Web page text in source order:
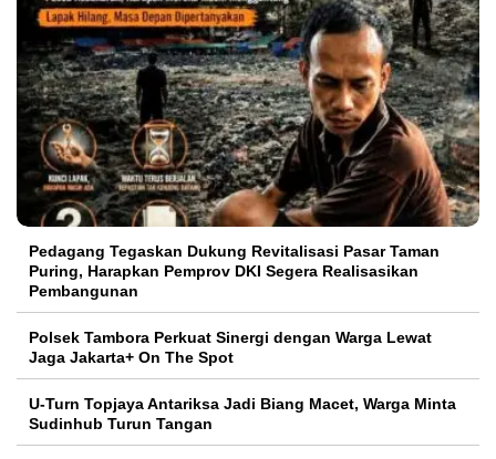
Pedagang Tegaskan Dukung Revitalisasi Pasar Taman
Puring, Harapkan Pemprov DKI Segera Realisasikan
Pembangunan
Polsek Tambora Perkuat Sinergi dengan Warga Lewat
Jaga Jakarta+ On The Spot
U-Turn Topjaya Antariksa Jadi Biang Macet, Warga Minta
Sudinhub Turun Tangan